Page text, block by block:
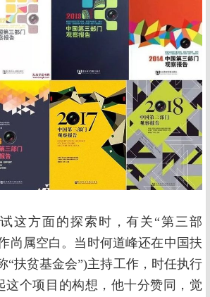
这方面的探索时，有关“第三部
尚属空白。当时何道峰还在中国扶
“扶贫基金会”)主持工作，时任执行
这个项目的构想，他十分赞同，觉